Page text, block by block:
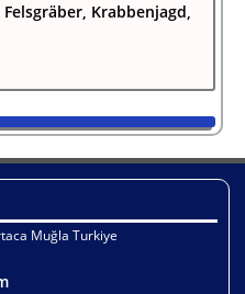
Krabbenjagd,
Muğla Turkiye